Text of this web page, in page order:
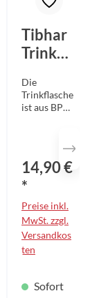
Tibhar
Trinkfl
Flex
Die
Trinkflasche
ist aus BPA-
damit
bruchsicher
und
langlebig.
Weiterhin
ist sie für
Lebensmitte
und
14,90 €
*
Preise inkl.
MwSt. zzgl.
Versandkos
ten
Sofort